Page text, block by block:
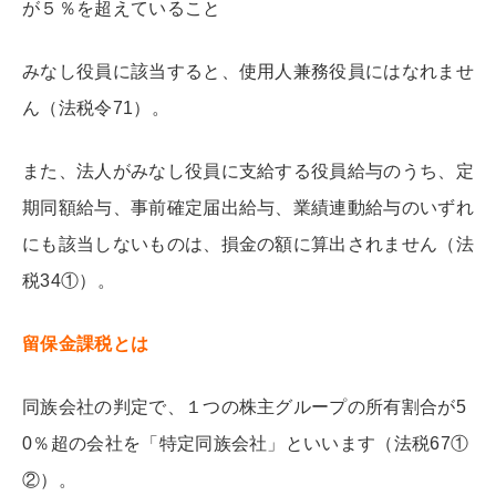
が５％を超えていること
みなし役員に該当すると、使用人兼務役員にはなれませ
ん（法税令71）。
また、法人がみなし役員に支給する役員給与のうち、定
期同額給与、事前確定届出給与、業績連動給与のいずれ
にも該当しないものは、損金の額に算出されません（法
税34①）。
留保金課税とは
同族会社の判定で、１つの株主グループの所有割合が5
0％超の会社を「特定同族会社」といいます（法税67①
②）。